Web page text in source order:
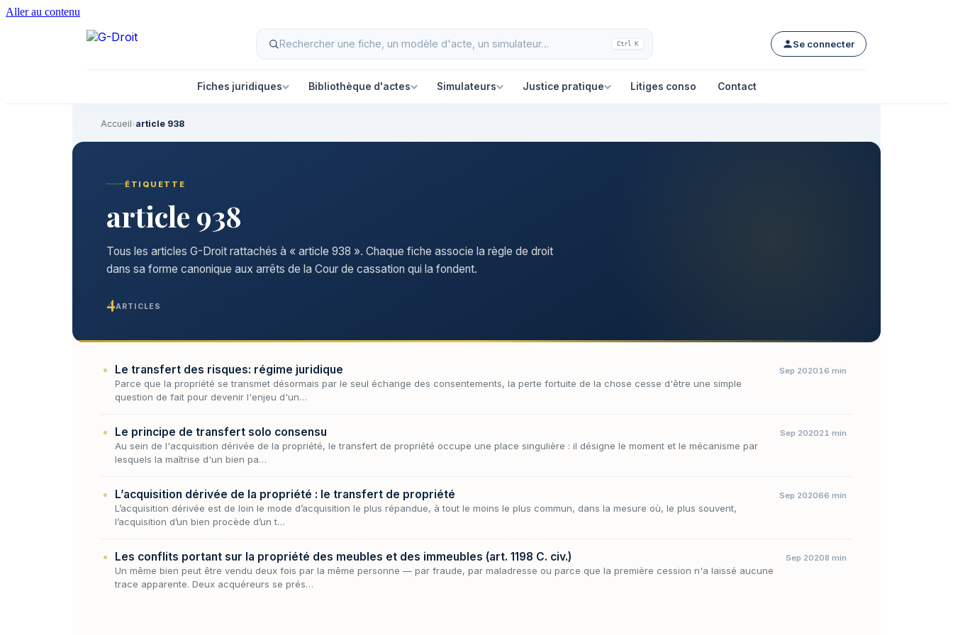
Aller au contenu
Ctrl K Se connecter
Fiches juridiques Bibliothèque d'actes Simulateurs Justice pratique Litiges conso Contact
Accueil›article 938
ÉTIQUETTE
article 938
Tous les articles G-Droit rattachés à « article 938 ». Chaque fiche associe la règle de droit
dans sa forme canonique aux arrêts de la Cour de cassation qui la fondent.
4ARTICLES
Le transfert des risques: régime juridique
Parce que la propriété se transmet désormais par le seul échange des consentements, la perte fortuite de la chose cesse d'être une simple
question de fait pour devenir l'enjeu d'un…
Sep 202016 min
Le principe de transfert solo consensu
Au sein de l'acquisition dérivée de la propriété, le transfert de propriété occupe une place singulière : il désigne le moment et le mécanisme par
lesquels la maîtrise d'un bien pa…
Sep 202021 min
L’acquisition dérivée de la propriété : le transfert de propriété
L’acquisition dérivée est de loin le mode d’acquisition le plus répandue, à tout le moins le plus commun, dans la mesure où, le plus souvent,
l’acquisition d’un bien procède d’un t…
Sep 202066 min
Les conflits portant sur la propriété des meubles et des immeubles (art. 1198 C. civ.)
Un même bien peut être vendu deux fois par la même personne — par fraude, par maladresse ou parce que la première cession n'a laissé aucune
trace apparente. Deux acquéreurs se prés…
Sep 20208 min